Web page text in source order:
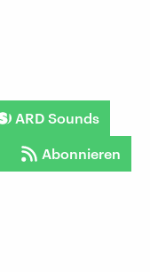
ARD Sounds
Abonnieren